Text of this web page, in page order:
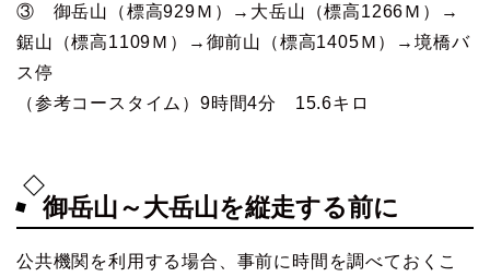
③ 御岳山（標高929Ｍ）→大岳山（標高1266Ｍ）→
鋸山（標高1109Ｍ）→御前山（標高1405Ｍ）→境橋バ
ス停
（参考コースタイム）9時間4分 15.6キロ
御岳山～大岳山を縦走する前に
公共機関を利用する場合、事前に時間を調べておくこ